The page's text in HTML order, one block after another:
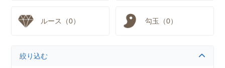
ルース（0） 勾玉（0）
絞り込む